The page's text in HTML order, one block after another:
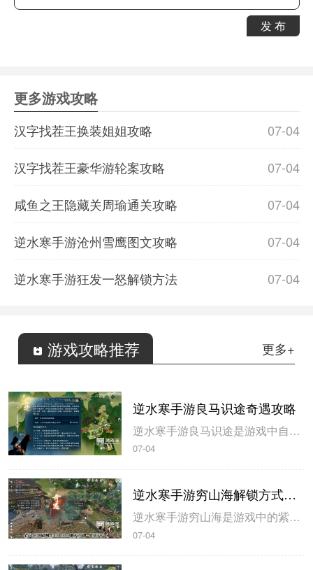
发 布
更多游戏攻略
07-04
汉字找茬王换装姐姐攻略
07-04
汉字找茬王豪华游轮案攻略
07-04
咸鱼之王隐藏关周瑜通关攻略
07-04
逆水寒手游沧州雪鹰图文攻略
07-04
逆水寒手游狂发一怒解锁方法
游戏攻略推荐 更多+
逆水寒手游良马识途奇遇攻略
逆水寒手游良马识途是游戏中自动寻路的奇遇攻略，玩家解锁以后即可开始自动寻路，米葫芦小编带来逆水寒手游良马识途奇遇攻略，一起来看看吧。逆水寒手游良马识途奇遇攻略1、选择将某一张地图的熟识度跑到100%，这里需要不停的做探索小任务和骑马奔跑。地图的熟识度在左下角查看。2、熟识度达到100%后即可触发良...
07-04
逆水寒手游穷山海解锁方式攻略
逆水寒手游穷山海是游戏中的紫色装备，玩家在开服第三天就可以拿到，米葫芦小编带来逆水寒手游穷山海解锁方式攻略，希望可以帮到大家。逆水寒手游穷山海解锁方式攻略1、首先来到磁州433 990触发奇遇-驿站灭火，灭火后，拾取烧火棍。完成奇遇后获得1件穷山海装备和线索。2、前往汴京943 1091对话唐铸。...
07-04